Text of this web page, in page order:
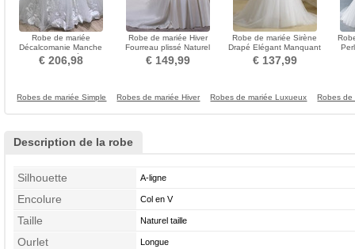
Robe de mariée
Décalcomanie Manche
Demi Manche Aérienne
Hiver
€ 206,98
Robe de mariée Hiver
Fourreau plissé Naturel
taille Sans Manches
€ 149,99
Robe de mariée Sirène
Drapé Elégant Manquant
Haut Bas Sans Manches
€ 137,99
Robes de mariée Simple Robes de mariée Hiver Robes de mariée Luxueux Robes de
Description de la robe
Silhouette A-ligne
Encolure Col en V
Taille Naturel taille
Ourlet Longue